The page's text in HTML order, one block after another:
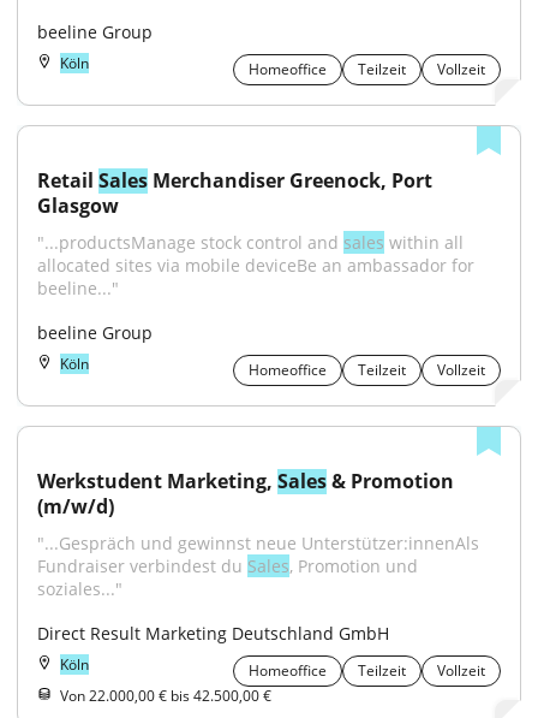
beeline Group
Köln Homeoffice Teilzeit Vollzeit
Retail Sales Merchandiser Greenock, Port
Glasgow
"...productsManage stock control and sales within all
allocated sites via mobile deviceBe an ambassador for
beeline..."
beeline Group
Köln Homeoffice Teilzeit Vollzeit
Werkstudent Marketing, Sales & Promotion
(m/w/d)
"...Gespräch und gewinnst neue Unterstützer:innenAls
Fundraiser verbindest du Sales, Promotion und
soziales..."
Direct Result Marketing Deutschland GmbH
Köln Homeoffice Teilzeit
Vollzeit
Von 22.000,00 € bis 42.500,00 €